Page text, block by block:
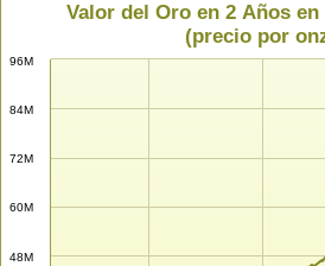
Valor del Oro en 2 Años
(precio por
48M
60M
72M
84M
96M